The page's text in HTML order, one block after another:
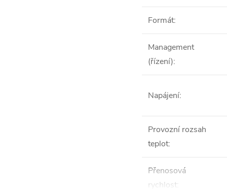
Formát:
Management
(řízení):
Napájení:
Provozní rozsah
teplot:
Přenosová
rychlost: